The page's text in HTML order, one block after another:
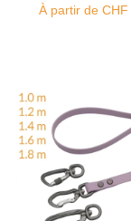
Note
À partir de CHF